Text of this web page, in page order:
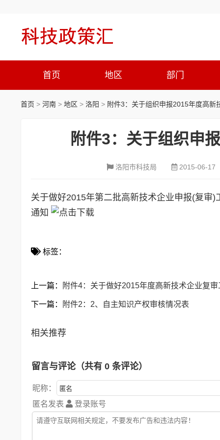
首页 地区 部门
首页 > 河南 > 地区 > 洛阳 > 附件3：关于组织申报2015年度高新
附件3：关于组织申
洛阳市科技局 2015-06-17
关于做好2015年第二批高新技术企业申报(复审
通知
标签：
上一篇： 附件4：关于做好2015年度高新技术企业复
下一篇： 附件2：2、自主知识产权审核情况表
相关推荐
留言与评论（共有 0 条评论）
昵称：
匿名发表
登录账号